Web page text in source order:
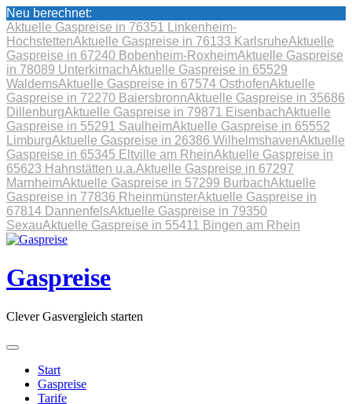
Neu berechnet:
Aktuelle Gaspreise in 76351 Linkenheim-
HochstettenAktuelle Gaspreise in 76133 KarlsruheAktuelle
Gaspreise in 67240 Bobenheim-RoxheimAktuelle Gaspreise
in 78089 UnterkirnachAktuelle Gaspreise in 65529
WaldemsAktuelle Gaspreise in 67574 OsthofenAktuelle
Gaspreise in 72270 BaiersbronnAktuelle Gaspreise in 35686
DillenburgAktuelle Gaspreise in 79871 EisenbachAktuelle
Gaspreise in 55291 SaulheimAktuelle Gaspreise in 65552
LimburgAktuelle Gaspreise in 26386 WilhelmshavenAktuelle
Gaspreise in 65345 Eltville am RheinAktuelle Gaspreise in
65623 Hahnstätten u.a.Aktuelle Gaspreise in 67297
MarnheimAktuelle Gaspreise in 57299 BurbachAktuelle
Gaspreise in 77836 RheinmünsterAktuelle Gaspreise in
67814 DannenfelsAktuelle Gaspreise in 79350
SexauAktuelle Gaspreise in 55411 Bingen am Rhein
Skip
content
Gaspreise
Clever Gasvergleich starten
Start
Gaspreise
Tarife